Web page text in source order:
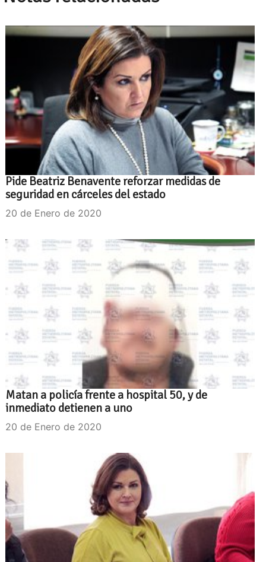
Pide Beatriz Benavente reforzar medidas de
seguridad en cárceles del estado
20 de Enero de 2020
Matan a policía frente a hospital 50, y de
inmediato detienen a uno
20 de Enero de 2020